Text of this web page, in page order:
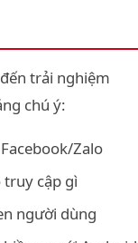
trải nghiệm
chú ý:
Zalo
truy cập gì
người dùng